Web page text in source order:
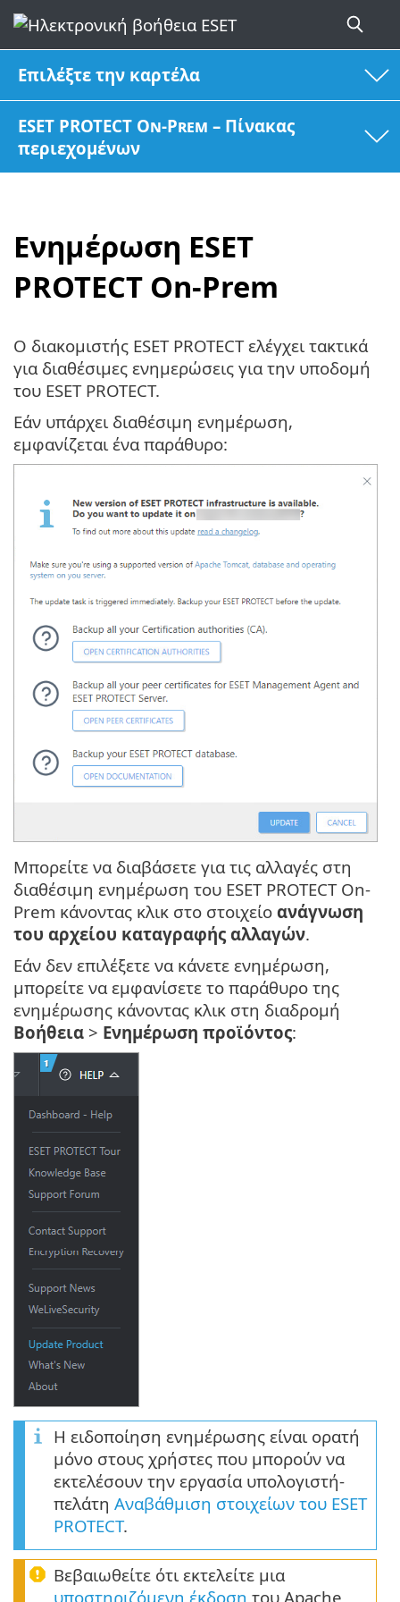
Επιλέξτε την καρτέλα
ESET PROTECT On-Prem – Πίνακας
περιεχομένων
Ενημέρωση ESET
PROTECT On-Prem
Ο διακομιστής ESET PROTECT ελέγχει τακτικά
για διαθέσιμες ενημερώσεις για την υποδομή
του ESET PROTECT.
Εάν υπάρχει διαθέσιμη ενημέρωση,
εμφανίζεται ένα παράθυρο:
Μπορείτε να διαβάσετε για τις αλλαγές στη
διαθέσιμη ενημέρωση του ESET PROTECT On-
Prem κάνοντας κλικ στο στοιχείο ανάγνωση
του αρχείου καταγραφής αλλαγών.
Εάν δεν επιλέξετε να κάνετε ενημέρωση,
μπορείτε να εμφανίσετε το παράθυρο της
ενημέρωσης κάνοντας κλικ στη διαδρομή
Βοήθεια > Ενημέρωση προϊόντος:
Η ειδοποίηση ενημέρωσης είναι ορατή
μόνο στους χρήστες που μπορούν να
εκτελέσουν την εργασία υπολογιστή-
πελάτη Αναβάθμιση στοιχείων του ESET
PROTECT.
Βεβαιωθείτε ότι εκτελείτε μια
υποστηριζόμενη έκδοση του Apache